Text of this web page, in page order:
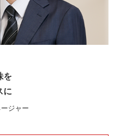
を
に
ジャー